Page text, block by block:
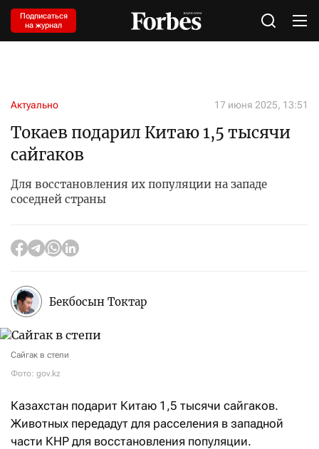
Подписаться
на журнал
Актуально 17 июня 2025, 13:51
Токаев подарил Китаю 1,5 тысячи
сайгаков
Для восстановления их популяции на западе
соседней страны
Бекбосын Токтар
Сайгак в степи
Фото: gov.kz
Казахстан подарит Китаю 1,5 тысячи сайгаков.
Животных передадут для расселения в западной
части КНР для восстановления популяции.